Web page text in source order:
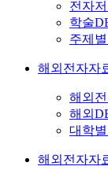
전자
학술
주제
해외전자자
해외
해외
대학
해외전자자